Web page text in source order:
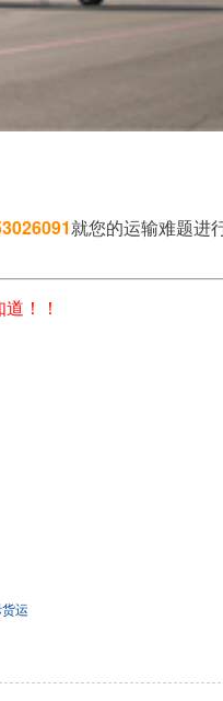
就您的运输难题进
！！
运